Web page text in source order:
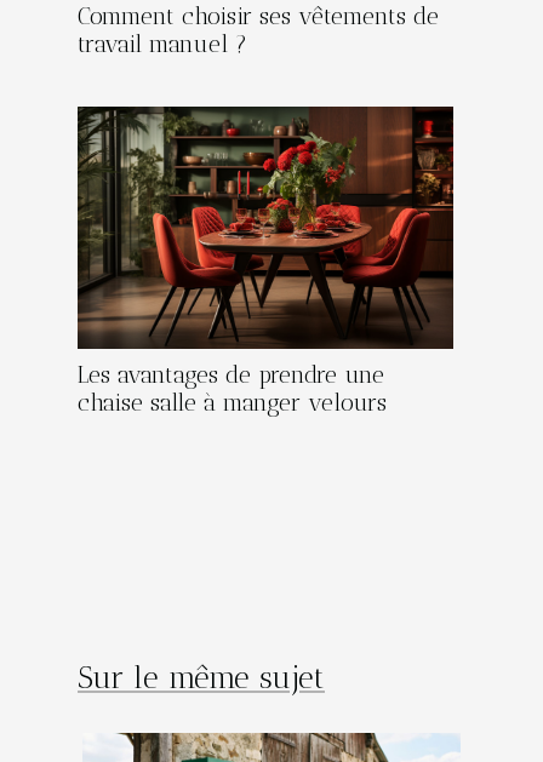
Comment choisir ses vêtements de
travail manuel ?
Les avantages de prendre une
chaise salle à manger velours
Sur le même sujet